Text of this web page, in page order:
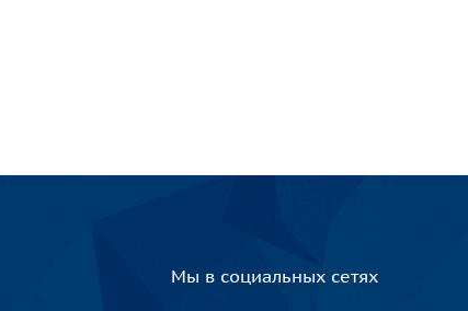
Мы в социальных сетях